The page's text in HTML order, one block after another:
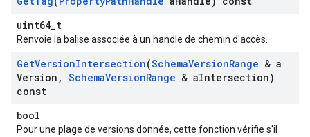
uint64_t
Renvoie la balise associée à un handle de chemin d'accès.
GetVersionIntersection(SchemaVersionRange & a
Version , SchemaVersionRange & aIntersection)
const
bool
Pour une plage de versions donnée, cette fonction vérifie s'il